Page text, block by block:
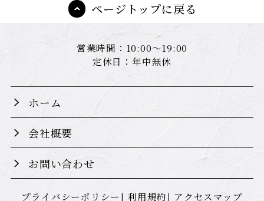
ページトップに戻る
営業時間：10:00～19:00
定休日：年中無休
ホーム
会社概要
お問い合わせ
プライバシーポリシー 利用規約 アクセスマップ